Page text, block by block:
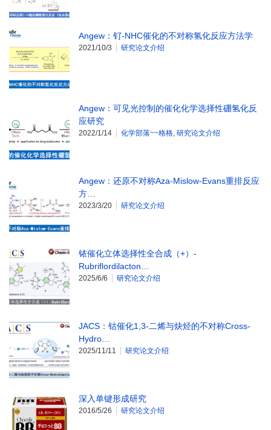
Angew：钌-NHC催化的不对称氢化反应方法学
2021/10/3 研究论文介绍
Angew：可见光控制的催化化学选择性硼氢化反
应研究
2022/1/14 化学部落~~格格, 研究论文介绍
Angew：还原不对称Aza-Mislow-Evans重排反应
方…
2023/3/20 研究论文介绍
铱催化立体选择性全合成（+）-
Rubriflordilacton…
2025/6/6 研究论文介绍
JACS：钴催化1,3-二烯与炔烃的不对称Cross-
Hydro…
2025/11/11 研究论文介绍
深入单键形成研究
2016/5/26 研究论文介绍